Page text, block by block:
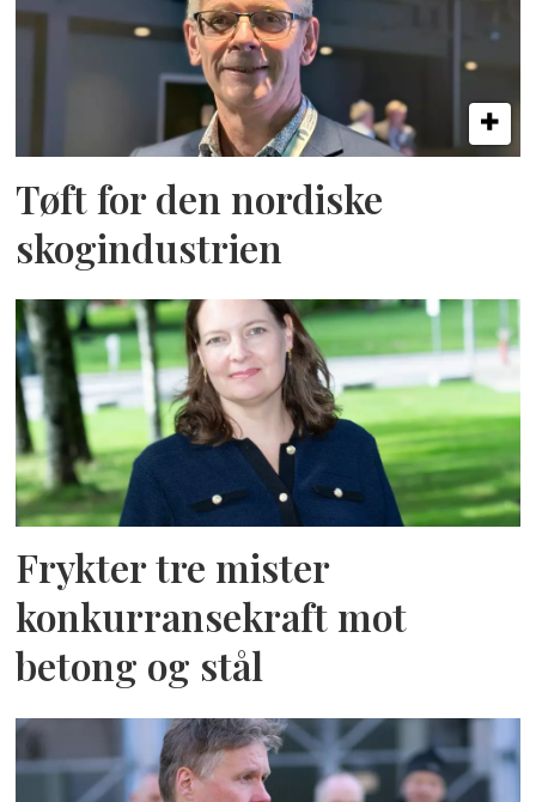
Tøft for den nordiske
skogindustrien
Frykter tre mister
konkurransekraft mot
betong og stål